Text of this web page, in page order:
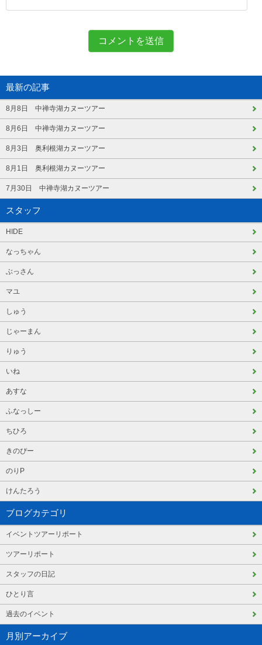
最新の記事
8月8日 中禅寺湖カヌーツアー
8月6日 中禅寺湖カヌーツアー
8月3日 奥利根湖カヌーツアー
8月1日 奥利根湖カヌーツアー
7月30日 中禅寺湖カヌーツアー
スタッフ
HIDE
なっちゃん
ぶっさん
マユ
しゅう
じゃーまん
りゅう
いね
あすな
ふなっしー
ちひろ
きのぴー
のりP
けんたろう
ブログカテゴリ
イベントツアーリポート
ツアーリポート
スタッフの日記
ひとり言
過去のイベント
月別アーカイブ